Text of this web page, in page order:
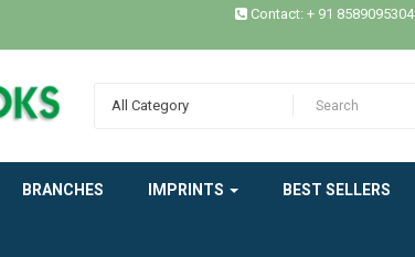
Contact: + 91 8589095304
All Category
BRANCHES IMPRINTS BEST SELLERS
ECOLOGY
EPICS